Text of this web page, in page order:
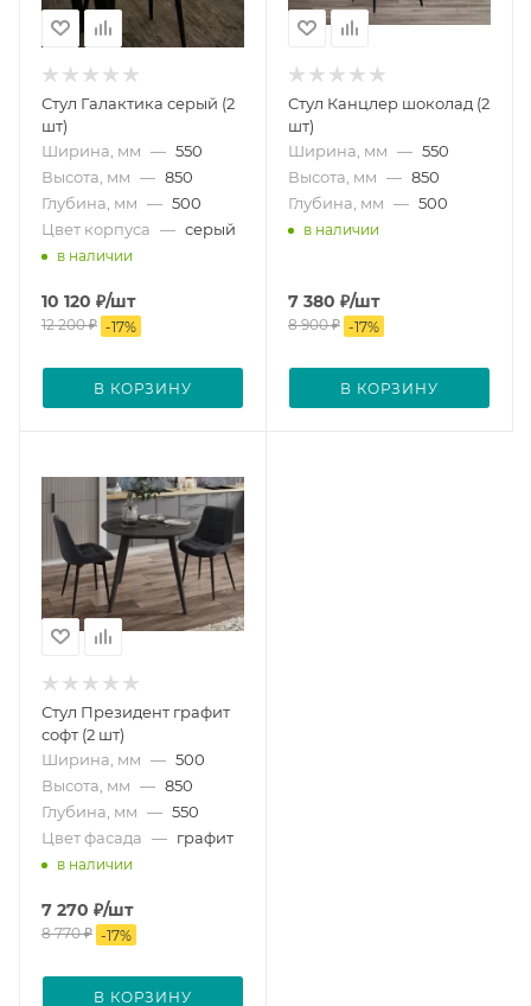
Стул Галактика серый (2
шт)
Ширина, мм — 550
Высота, мм — 850
Глубина, мм — 500
Цвет корпуса — серый
в наличии
10 120 ₽/шт
12 200₽ -17%
В КОРЗИНУ
Стул Канцлер шоколад (2
шт)
Ширина, мм — 550
Высота, мм — 850
Глубина, мм — 500
в наличии
7 380 ₽/шт
8 900₽ -17%
В КОРЗИНУ
Стул Президент графит
софт (2 шт)
Ширина, мм — 500
Высота, мм — 850
Глубина, мм — 550
Цвет фасада — графит
в наличии
7 270 ₽/шт
8 770₽ -17%
В КОРЗИНУ